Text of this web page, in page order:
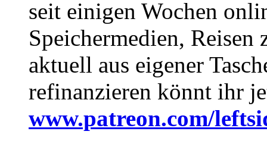
seit einigen Wochen
Speichermedien, Reisen
aktuell aus eigener
refinanzieren könnt ihr
www.patreon.com/